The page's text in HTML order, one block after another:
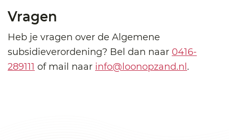
Vragen
Heb je vragen over de Algemene
subsidieverordening? Bel dan naar 0416-
289111 of mail naar info@loonopzand.nl .